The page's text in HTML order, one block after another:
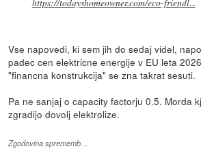
https://todayshomeowner.com/eco-friendl...
Vse napovedi, ki sem jih do sedaj videl,
padec cen elektricne energije v EU leta
"financna konstrukcija" se zna takrat sesuti.
Pa ne sanjaj o capacity factorju 0.5. Morda
zgradijo dovolj elektrolize.
Zgodovina sprememb…